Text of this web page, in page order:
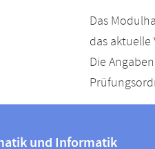
Das
das aktuelle
Die
und Informatik